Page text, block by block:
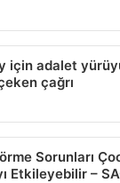
için adalet
çağrı
Sorunları
Etkileyebilir –